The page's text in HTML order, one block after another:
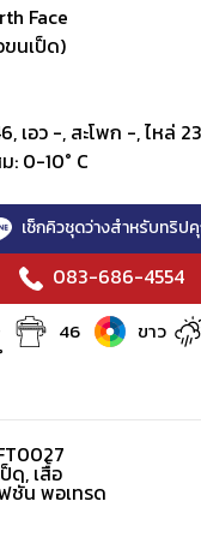
Face
ขนเป็ด)
เอว -, สะโพก -, ไหล่ 23
: 0-10° C
เช็กคิวชุดว่างสำหรับทริป
083-686-4554
46 ขาว
ด, เสื้อ
ชั่น พอเทรด